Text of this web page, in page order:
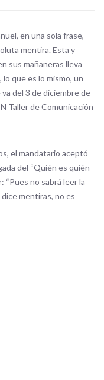
en una sola frase,
mentira. Esta y
sus mañaneras lleva
que es lo mismo, un
del 3 de diciembre de
Taller de Comunicación
el mandatario aceptó
del “Quién es quién
“Pues no sabrá leer la
mentiras, no es